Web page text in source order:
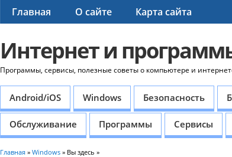
Главная О сайте Карта сайта
Интернет и
Программы, сервисы, полезные советы о компьютере и
Android/iOS Windows Безопасность
Обслуживание Программы Сервисы
Главная » Windows » Вы здесь »